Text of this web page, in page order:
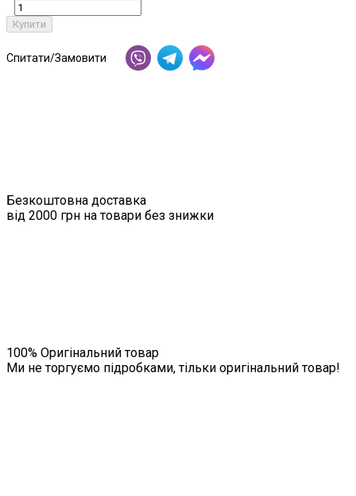
Купити
Спитати/Замовити
Безкоштовна доставка
від 2000 грн на товари без знижки
100% Оригінальний товар
Ми не торгуємо підробками, тільки оригінальний товар!